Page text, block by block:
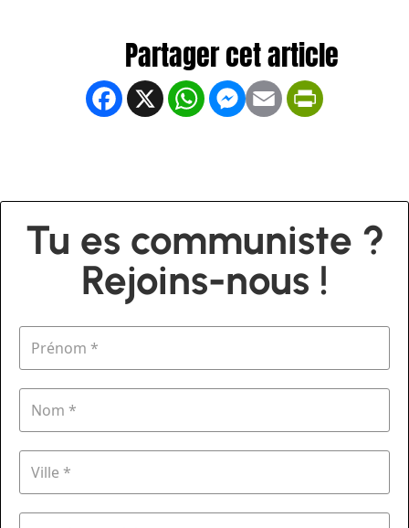
Facebook
X WhatsApp
Messenger
Email
Tu es communiste ?
Rejoins-nous !